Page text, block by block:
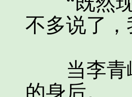
不多说了
当李青峰
的身后。